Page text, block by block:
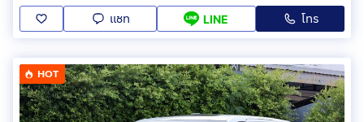
แชท LINE โทร
HOT